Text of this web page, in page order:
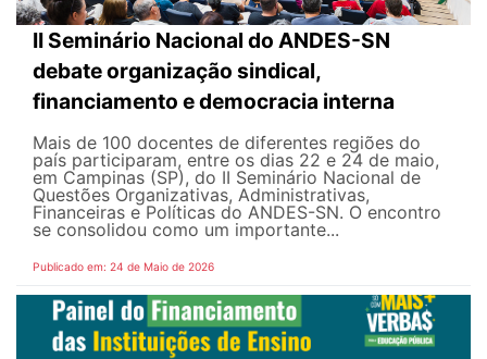
II Seminário Nacional do ANDES-SN
debate organização sindical,
financiamento e democracia interna
Mais de 100 docentes de diferentes regiões do
país participaram, entre os dias 22 e 24 de maio,
em Campinas (SP), do II Seminário Nacional de
Questões Organizativas, Administrativas,
Financeiras e Políticas do ANDES-SN. O encontro
se consolidou como um importante...
Publicado em: 24 de Maio de 2026